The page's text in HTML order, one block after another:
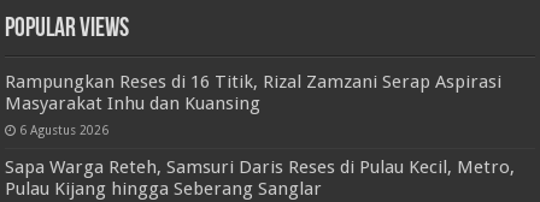
Popular Views
Rampungkan Reses di 16 Titik, Rizal Zamzani Serap Aspirasi
Masyarakat Inhu dan Kuansing
6 Agustus 2026
Sapa Warga Reteh, Samsuri Daris Reses di Pulau Kecil, Metro,
Pulau Kijang hingga Seberang Sanglar